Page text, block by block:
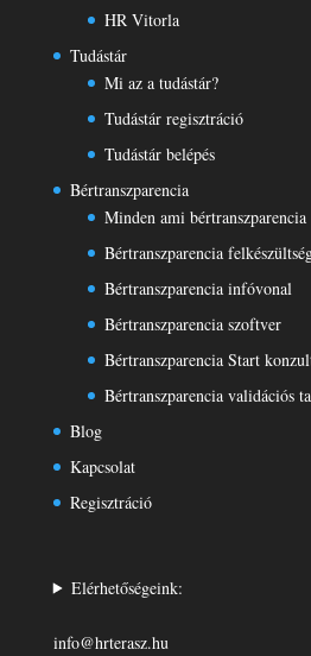
HR Vitorla
Tudástár
Mi az a tudástár?
Tudástár regisztráció
Tudástár belépés
Bértranszparencia
Minden ami bértranszparencia
Bértranszparencia
Bértranszparencia infóvonal
Bértranszparencia szoftver
Bértranszparencia Start
Bértranszparencia validációs
Blog
Kapcsolat
Regisztráció
Elérhetőségeink:
info@hrterasz.hu